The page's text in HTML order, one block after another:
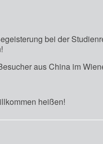
bei der
aus China im
heißen!